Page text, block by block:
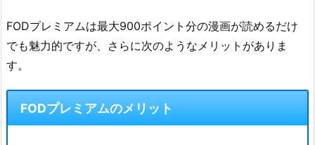
FODプレミアムは最大900ポイント分の漫画が読めるだけ
でも魅力的ですが、さらに次のようなメリットがありま
す。
FODプレミアムのメリット